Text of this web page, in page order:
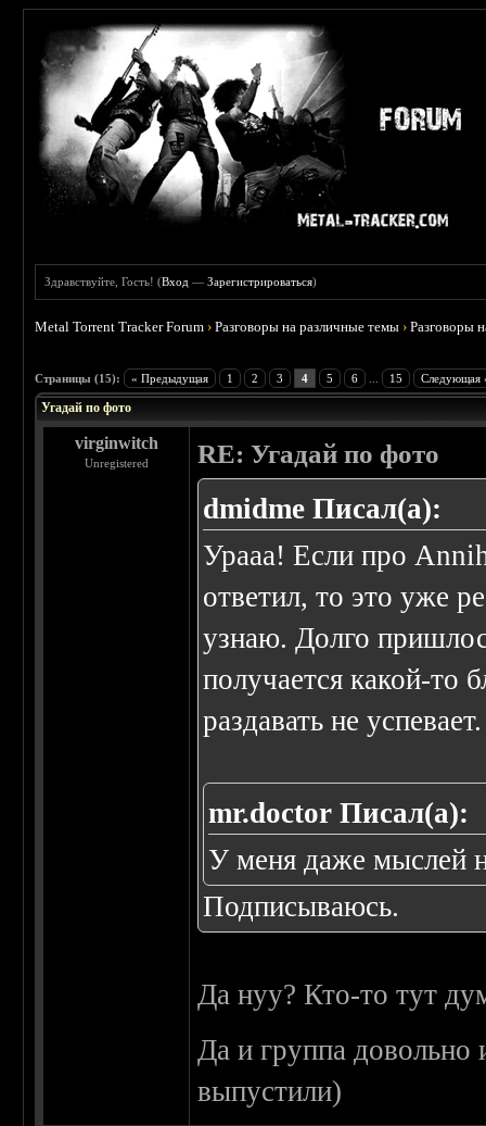
Здравствуйте, Гость! (Вход —Зарегистрироваться)
Metal Torrent Tracker Forum ›Разговоры на различные темы ›Разговоры
Страницы (15): « Предыдущая 1 2 3 4 5 6 15 Следующая
Угадай по фото
virginwitch
Unregistered RE: Угадай по фото
dmidme Писал(а):
Урааа! Если про
ответил, то это уже
узнаю. Долго
получается какой-то
раздавать не
mr.doctor Писал(а):
У меня даже мыслей
Подписываюсь.
Да нуу? Кто-то тут
Да и группа довольно
выпустили)